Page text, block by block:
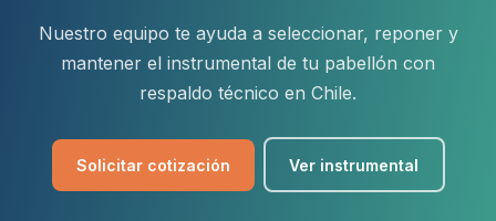
Nuestro equipo te ayuda a seleccionar, reponer y
mantener el instrumental de tu pabellón con
respaldo técnico en Chile.
Solicitar cotización Ver instrumental